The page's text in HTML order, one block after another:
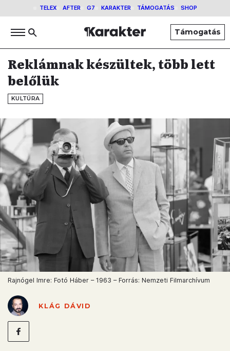
TELEX AFTER G7 KARAKTER TÁMOGATÁS SHOP
Támogatás
Reklámnak készültek, több lett
belőlük
KULTÚRA
Rajnógel Imre: Fotó Háber – 1963 – Forrás: Nemzeti Filmarchívum
KLÁG DÁVID